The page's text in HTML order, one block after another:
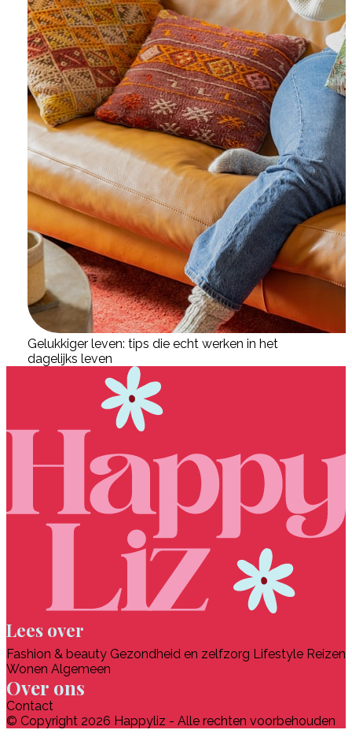
Gelukkiger leven: tips die echt werken in het
dagelijks leven
Lees over
Fashion & beauty Gezondheid en zelfzorg Lifestyle Reizen
Wonen Algemeen
Over ons
Contact
© Copyright 2026 Happyliz - Alle rechten voorbehouden